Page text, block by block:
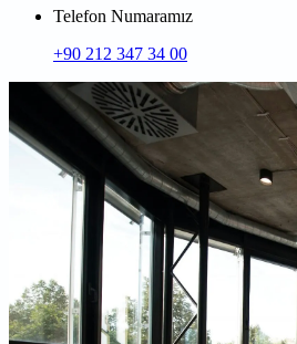
Telefon Numaramız
+90 212 347 34 00